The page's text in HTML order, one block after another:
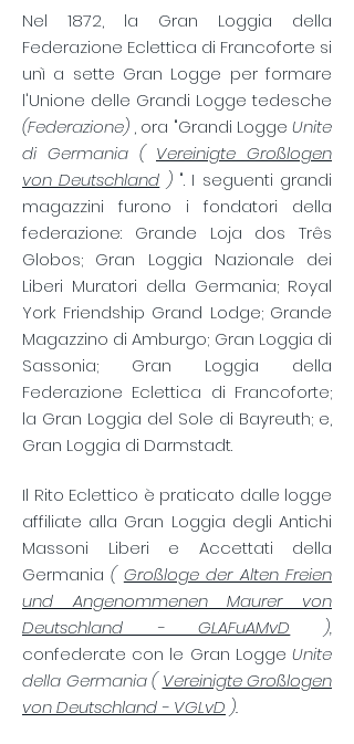
Nel 1872, la Gran Loggia della
Federazione Eclettica di Francoforte si
unì a sette Gran Logge per formare
l'Unione delle Grandi Logge tedesche
(Federazione) , ora "Grandi Logge Unite
di Germania ( Vereinigte Großlogen
von Deutschland )". I seguenti grandi
magazzini furono i fondatori della
federazione: Grande Loja dos Três
Globos; Gran Loggia Nazionale dei
Liberi Muratori della Germania; Royal
York Friendship Grand Lodge; Grande
Magazzino di Amburgo; Gran Loggia di
Sassonia; Gran Loggia della
Federazione Eclettica di Francoforte;
la Gran Loggia del Sole di Bayreuth; e,
Gran Loggia di Darmstadt.
Il Rito Eclettico è praticato dalle logge
affiliate alla Gran Loggia degli Antichi
Massoni Liberi e Accettati della
Germania( Großloge der Alten Freien
und Angenommenen Maurer von
Deutschland - GLAFuAMvD ),
confederate con le Gran Logge Unite
della Germania ( Vereinigte Großlogen
von Deutschland - VGLvD ).